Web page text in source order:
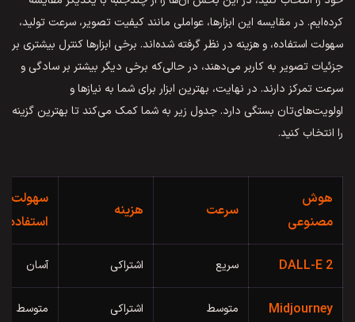
کرده‌ایم. در مقایسه این ابزارها، عواملی مانند کیفیت تصویر، سرعت تولید،
سهولت استفاده، و هزینه در نظر گرفته شده‌اند. برخی ابزارها کنترل بیشتری بر
جزئیات تصویر به کاربر می‌دهند، در حالی‌که برخی دیگر بیشتر بر سادگی و
سرعت تمرکز دارند. در نهایت، بهترین ابزار برای شما به نیازها و
اولویت‌های‌تان بستگی دارد. جدول زیر به شما کمک می‌کند تا بهترین گزینه
را انتخاب کنید.
هوش
مصنوعی
سرعت هزینه
سهولت
استفاده
DALL-E 2 سریع اشتراکی آسان
Midjourney متوسط اشتراکی متوسط